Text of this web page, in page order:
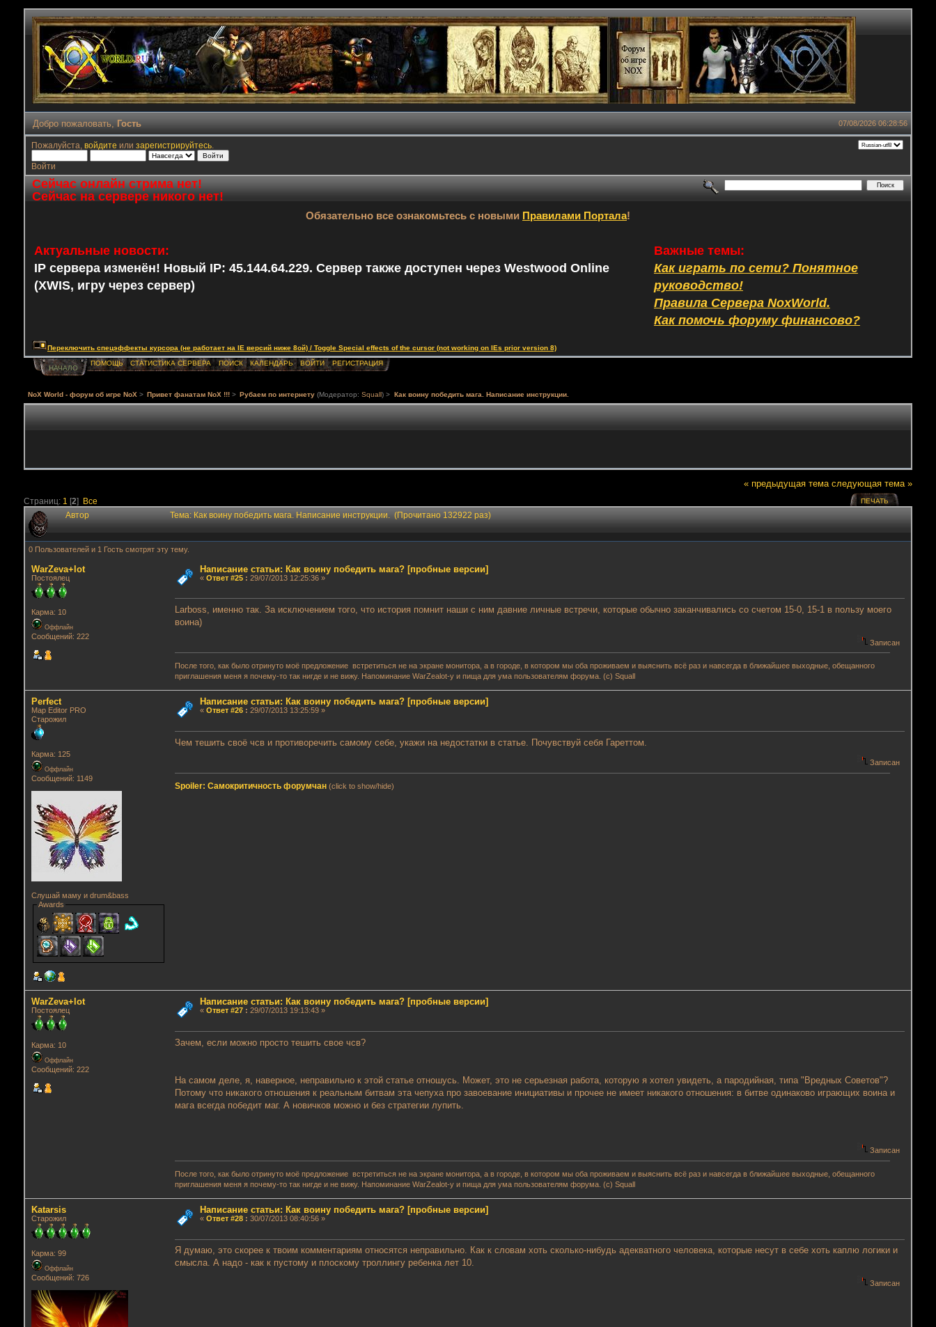
07/08/2026 06:28:56
Добро пожаловать, Гость
Пожалуйста, войдите или зарегистрируйтесь.
Войти
Сейчас онлайн стрима нет!
Сейчас на сервере никого нет!
Обязательно все ознакомьтесь с новыми Правилами Портала!
Актуальные новости:
IP сервера изменён! Новый IP: 45.144.64.229. Сервер также доступен через Westwood Online
(XWIS, игру через сервер)
Важные темы:
Как играть по сети? Понятное
руководство!
Правила Сервера NoxWorld.
Как помочь форуму финансово?
Переключить спецэффекты курсора (не работает на IE версий ниже 8ой) / Toggle Special effects of the cursor (not working on IEs prior version 8)
НАЧАЛО
ПОМОЩЬ СТАТИСТИКА СЕРВЕРА ПОИСК КАЛЕНДАРЬ ВОЙТИ РЕГИСТРАЦИЯ
NoX World - форум об игре NoX > Привет фанатам NoX !!! > Рубаем по интернету (Модератор:Squall) > Как воину победить мага. Написание инструкции.
« предыдущая тема следующая тема »
Страниц: 1 [2] Все ПЕЧАТЬ
Автор Тема: Как воину победить мага. Написание инструкции. (Прочитано 132922 раз)
0 Пользователей и 1 Гость смотрят эту тему.
WarZeva+lot
Постоялец
Карма: 10
Оффлайн
Сообщений: 222
Написание статьи: Как воину победить мага? [пробные версии]
« Ответ #25: 29/07/2013 12:25:36 »
Larboss, именно так. За исключением того, что история помнит наши с ним давние личные встречи, которые обычно заканчивались со счетом 15-0, 15-1 в пользу моего
воина)
Записан
После того, как было отринуто моё предложение встретиться не на экране монитора, а в городе, в котором мы оба проживаем и выяснить всё раз и навсегда в ближайшее выходные, обещанного
приглашения меня я почему-то так нигде и не вижу. Напоминание WarZealot-у и пища для ума пользователям форума. (с) Squall
Perfect
Map Editor PRO
Старожил
Карма: 125
Оффлайн
Сообщений: 1149
Слушай маму и drum&bass
Awards
Написание статьи: Как воину победить мага? [пробные версии]
« Ответ #26: 29/07/2013 13:25:59 »
Чем тешить своё чсв и противоречить самому себе, укажи на недостатки в статье. Почувствуй себя Гареттом.
Записан
Spoiler: Самокритичность форумчан (click to show/hide)
WarZeva+lot
Постоялец
Карма: 10
Оффлайн
Сообщений: 222
Написание статьи: Как воину победить мага? [пробные версии]
« Ответ #27: 29/07/2013 19:13:43 »
Зачем, если можно просто тешить свое чсв?
На самом деле, я, наверное, неправильно к этой статье отношусь. Может, это не серьезная работа, которую я хотел увидеть, а пародийная, типа "Вредных Советов"?
Потому что никакого отношения к реальным битвам эта чепуха про завоевание инициативы и прочее не имеет никакого отношения: в битве одинаково играющих воина и
мага всегда победит маг. А новичков можно и без стратегии лупить.
Записан
После того, как было отринуто моё предложение встретиться не на экране монитора, а в городе, в котором мы оба проживаем и выяснить всё раз и навсегда в ближайшее выходные, обещанного
приглашения меня я почему-то так нигде и не вижу. Напоминание WarZealot-у и пища для ума пользователям форума. (с) Squall
Katarsis
Старожил
Карма: 99
Оффлайн
Сообщений: 726
Написание статьи: Как воину победить мага? [пробные версии]
« Ответ #28: 30/07/2013 08:40:56 »
Я думаю, это скорее к твоим комментариям относятся неправильно. Как к словам хоть сколько-нибудь адекватного человека, которые несут в себе хоть каплю логики и
смысла. А надо - как к пустому и плоскому троллингу ребенка лет 10.
Записан